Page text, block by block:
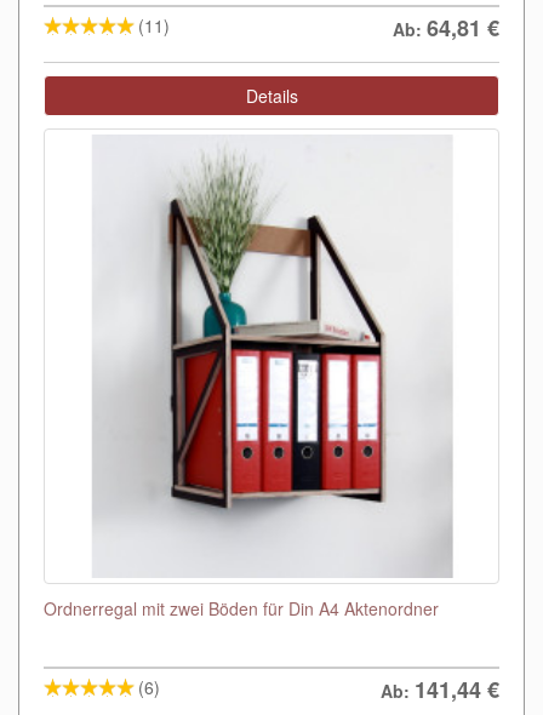
(11) Ab: 64,81 €
Details
Ordnerregal mit zwei Böden für Din A4 Aktenordner
(6) Ab: 141,44€